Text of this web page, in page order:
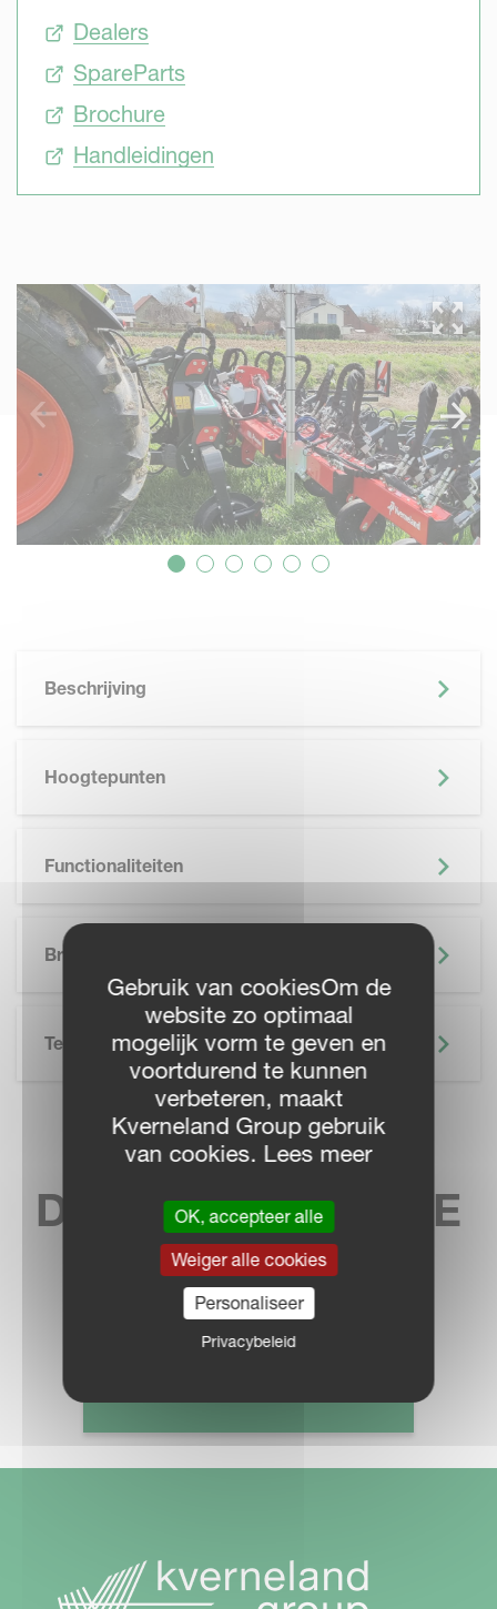
Dealers
SpareParts
Brochure
Handleidingen
Beschrijving
Hoogtepunten
Functionaliteiten
Brochure
SKIP BROCHURE
Technische Specificatie
VIND UW
DICHTSTBIJZIJNDE
DEALER
Gebruik van cookiesOm de
website zo optimaal
mogelijk vorm te geven en
voortdurend te kunnen
verbeteren, maakt
Kverneland Group gebruik
van cookies. Lees meer
OK, accepteer alle
Weiger alle cookies
Personaliseer
Privacybeleid